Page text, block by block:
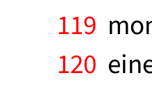
119
120